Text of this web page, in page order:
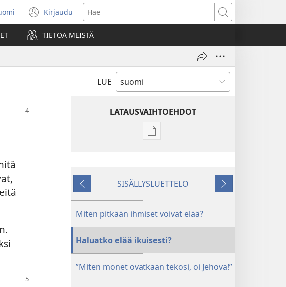
Kirjaudu
(avaa
uuden
ikkunan)
Hae
TIETOA MEISTÄ
LUE
LATAUSVAIHTOEHDOT
Julkaisujen
TUTKITTAVA
Edellinen
SISÄLLYSLUETTELO
Seuraava
Miten pitkään ihmiset voivat elää?
Haluatko elää ikuisesti?
”Miten monet ovatkaan tekosi, oi Jehova!”